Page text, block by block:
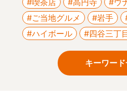
#喫茶店 #高円寺 #ウ
#ご当地グルメ
#岩手
#ハイボール
#四谷三丁
キーワー